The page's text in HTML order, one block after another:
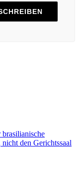
den Gerichtssaal